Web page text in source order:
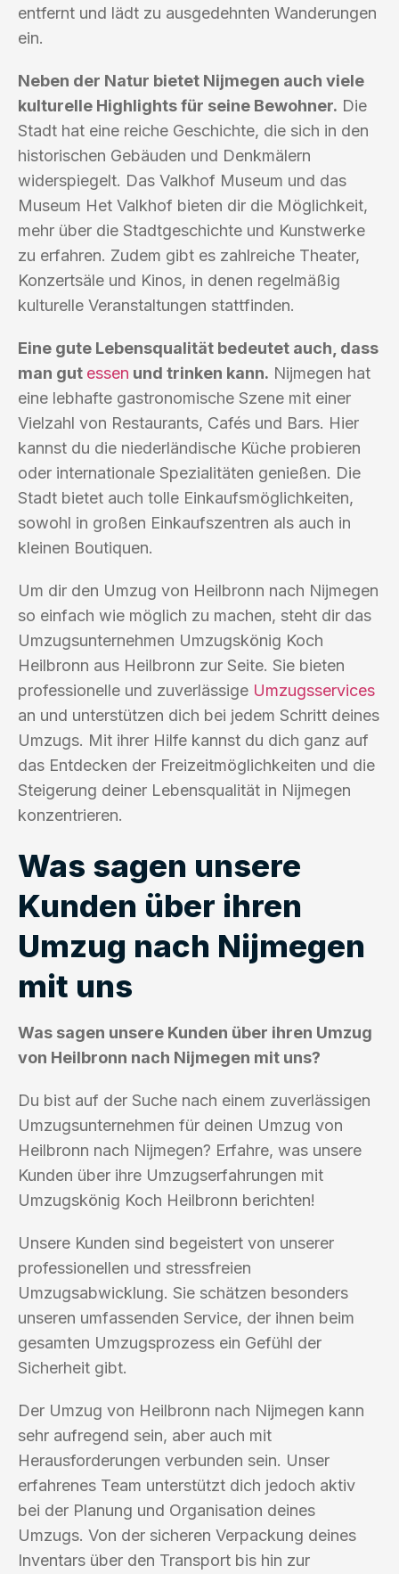
entfernt und lädt zu ausgedehnten Wanderungen
ein.
Neben der Natur bietet Nijmegen auch viele
kulturelle Highlights für seine Bewohner. Die
Stadt hat eine reiche Geschichte, die sich in den
historischen Gebäuden und Denkmälern
widerspiegelt. Das Valkhof Museum und das
Museum Het Valkhof bieten dir die Möglichkeit,
mehr über die Stadtgeschichte und Kunstwerke
zu erfahren. Zudem gibt es zahlreiche Theater,
Konzertsäle und Kinos, in denen regelmäßig
kulturelle Veranstaltungen stattfinden.
Eine gute Lebensqualität bedeutet auch, dass
man gut essen und trinken kann. Nijmegen hat
eine lebhafte gastronomische Szene mit einer
Vielzahl von Restaurants, Cafés und Bars. Hier
kannst du die niederländische Küche probieren
oder internationale Spezialitäten genießen. Die
Stadt bietet auch tolle Einkaufsmöglichkeiten,
sowohl in großen Einkaufszentren als auch in
kleinen Boutiquen.
Um dir den Umzug von Heilbronn nach Nijmegen
so einfach wie möglich zu machen, steht dir das
Umzugsunternehmen Umzugskönig Koch
Heilbronn aus Heilbronn zur Seite. Sie bieten
professionelle und zuverlässige Umzugsservices
an und unterstützen dich bei jedem Schritt deines
Umzugs. Mit ihrer Hilfe kannst du dich ganz auf
das Entdecken der Freizeitmöglichkeiten und die
Steigerung deiner Lebensqualität in Nijmegen
konzentrieren.
Was sagen unsere
Kunden über ihren
Umzug nach Nijmegen
mit uns
Was sagen unsere Kunden über ihren Umzug
von Heilbronn nach Nijmegen mit uns?
Du bist auf der Suche nach einem zuverlässigen
Umzugsunternehmen für deinen Umzug von
Heilbronn nach Nijmegen? Erfahre, was unsere
Kunden über ihre Umzugserfahrungen mit
Umzugskönig Koch Heilbronn berichten!
Unsere Kunden sind begeistert von unserer
professionellen und stressfreien
Umzugsabwicklung. Sie schätzen besonders
unseren umfassenden Service, der ihnen beim
gesamten Umzugsprozess ein Gefühl der
Sicherheit gibt.
Der Umzug von Heilbronn nach Nijmegen kann
sehr aufregend sein, aber auch mit
Herausforderungen verbunden sein. Unser
erfahrenes Team unterstützt dich jedoch aktiv
bei der Planung und Organisation deines
Umzugs. Von der sicheren Verpackung deines
Inventars über den Transport bis hin zur